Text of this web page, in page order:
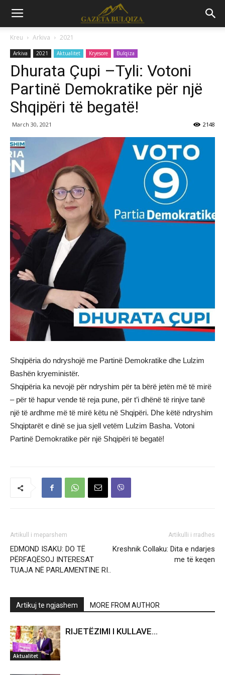
Kreu Arkiva 2021
Arkiva 2021 Aktualitet Kryesore Bulqiza
Dhurata Çupi –Tyli: Votoni
Partinë Demokratike për një
Shqipëri të begatë!
March 30, 2021 2148
Shqipëria do ndryshojë me Partinë Demokratike dhe Lulzim
Bashën kryeministër.
Shqipëria ka nevojë për ndryshim për ta bërë jetën më të mirë
– për të hapur vende të reja pune, për t’i dhënë të rinjve tanë
një të ardhme më të mirë këtu në Shqipëri. Dhe këtë ndryshim
Shqiptarët e dinë se jua sjell vetëm Lulzim Basha. Votoni
Partinë Demokratike për një Shqipëri të begatë!
Artikull i meparshem
EDMOND ISAKU: DO TË
PËRFAQËSOJ INTERESAT
TUAJA NË PARLAMENTINE RI..
Artikulli i rradhes
Kreshnik Collaku: Dita e ndarjes
me të keqen
Artikuj te ngjashem MORE FROM AUTHOR
Aktualitet
RIJETËZIMI I KULLAVE…